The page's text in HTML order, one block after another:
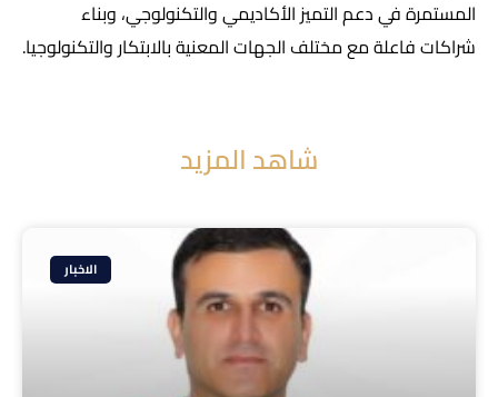
المستمرة في دعم التميز الأكاديمي والتكنولوجي، وبناء
شراكات فاعلة مع مختلف الجهات المعنية بالابتكار والتكنولوجيا.
شاهد المزيد
الاخبار